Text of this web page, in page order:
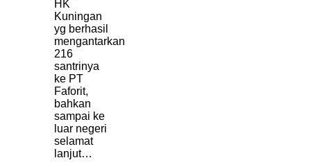
HK
Kuningan
yg berhasil
mengantarkan
216
santrinya
ke PT
Faforit,
bahkan
sampai ke
luar negeri
selamat
lanjut…